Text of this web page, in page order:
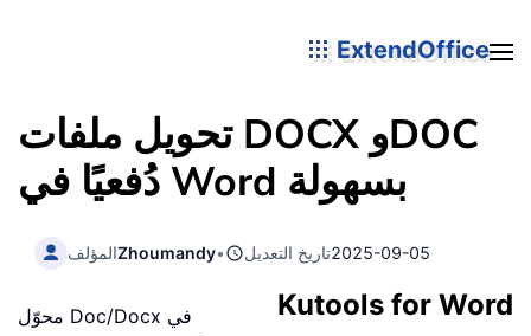
ExtendOffice
تحويل ملفات DOCX وDOC
دُفعيًا في Word بسهولة
المؤلفZhoumandy• تاريخ التعديل2025-09-05
Kutools for Word
محوّل Doc/Docx في